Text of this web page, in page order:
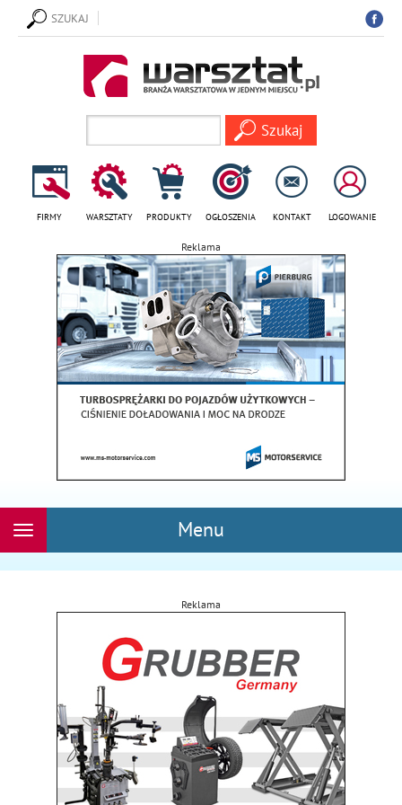
SZUKAJ
FIRMY WARSZTATY PRODUKTY OGŁOSZENIA KONTAKT LOGOWANIE
Reklama
Menu
Rozwiń
Reklama